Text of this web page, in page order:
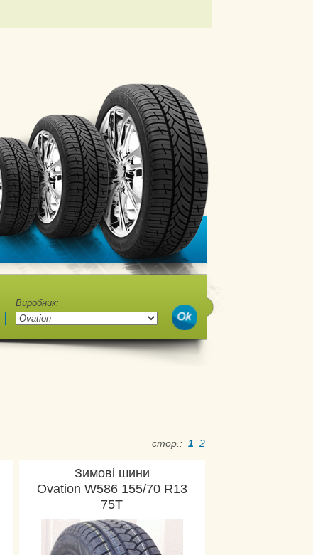
Виробник:
стор.: 1 2
Зимові шини
Ovation W586 155/70 R13
75T